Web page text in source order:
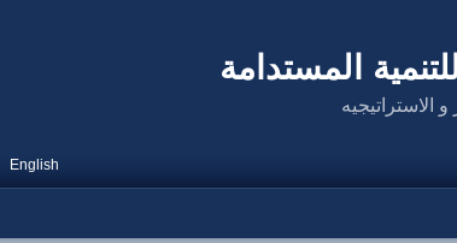
المستدامة
الاستراتيجيه
English